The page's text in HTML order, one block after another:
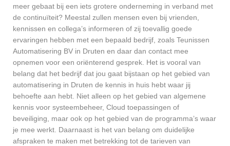
meer gebaat bij een iets grotere onderneming in verband met
de continuïteit? Meestal zullen mensen even bij vrienden,
kennissen en collega’s informeren of zij toevallig goede
ervaringen hebben met een bepaald bedrijf, zoals Teunissen
Automatisering BV in Druten en daar dan contact mee
opnemen voor een oriënterend gesprek. Het is vooral van
belang dat het bedrijf dat jou gaat bijstaan op het gebied van
automatisering in Druten de kennis in huis hebt waar jij
behoefte aan hebt. Niet alleen op het gebied van algemene
kennis voor systeembeheer, Cloud toepassingen of
beveiliging, maar ook op het gebied van de programma’s waar
je mee werkt. Daarnaast is het van belang om duidelijke
afspraken te maken met betrekking tot de tarieven van